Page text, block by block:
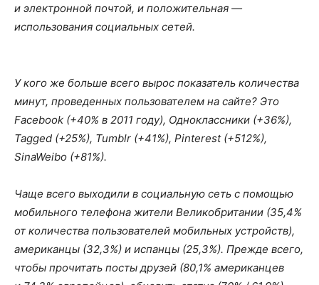
и электронной почтой, и положительная —
использования социальных сетей.
У кого же больше всего вырос показатель количества
минут, проведенных пользователем на сайте? Это
Facebook (+40% в 2011 году), Одноклассники (+36%),
Tagged (+25%), Tumblr (+41%), Pinterest (+512%),
SinaWeibo (+81%).
Чаще всего выходили в социальную сеть с помощью
мобильного телефона жители Великобритании (35,4%
от количества пользователей мобильных устройств),
американцы (32,3%) и испанцы (25,3%). Прежде всего,
чтобы прочитать посты друзей (80,1% американцев